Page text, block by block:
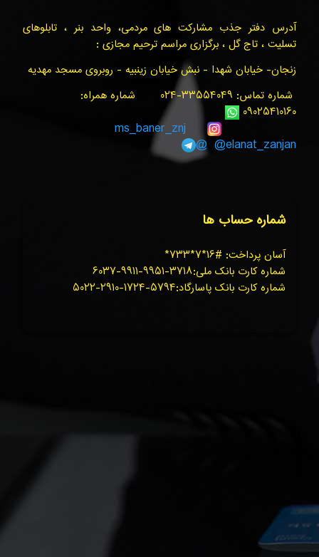
آدرس دفتر جذب مشارکت های مردمی، واحد بنر ، تابلوهای
تسلیت ، تاج گل ، برگزاری مراسم ترحیم مجازی :
زنجان- خیابان شهدا - نبش خیابان زینبیه - روبروی مسجد مهدیه
شماره تماس: ۳۳۵۵۴۰۴۹-۰۲۴ شماره همراه:
۰۹۰۲۵۴۱۰۱۶۰
ms_baner_znj
@elanat_zanjan@
شماره حساب ها
آسان پرداخت: #۱۶*۷*۷۳۳*
شماره کارت بانک ملی:۳۷۱۸-۹۹۵۱-۹۹۱۱-۶۰۳۷
شماره کارت بانک پاسارگاد:۵۷۹۴-۱۷۲۴-۲۹۱۰-۵۰۲۲